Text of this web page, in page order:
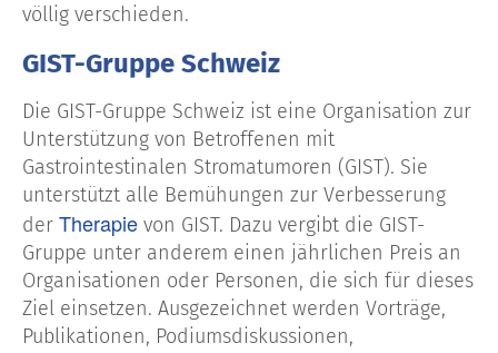
völlig verschieden.
GIST-Gruppe Schweiz
Die GIST-Gruppe Schweiz ist eine Organisation zur
Unterstützung von Betroffenen mit
Gastrointestinalen Stromatumoren (GIST). Sie
unterstützt alle Bemühungen zur Verbesserung
der Therapie von GIST. Dazu vergibt die GIST-
Gruppe unter anderem einen jährlichen Preis an
Organisationen oder Personen, die sich für dieses
Ziel einsetzen. Ausgezeichnet werden Vorträge,
Publikationen, Podiumsdiskussionen,